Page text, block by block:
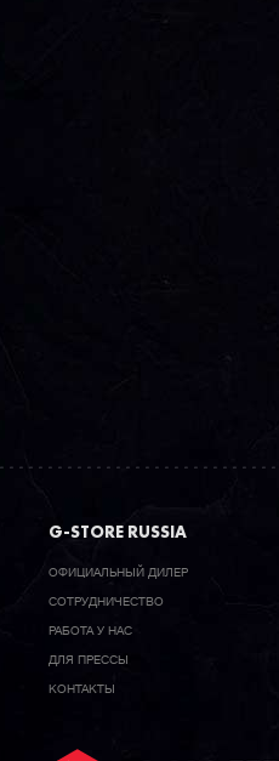
G-STORE RUSSIA
ОФИЦИАЛЬНЫЙ ДИЛЕР
CОТРУДНИЧЕСТВО
РАБОТА У НАС
ДЛЯ ПРЕССЫ
КОНТАКТЫ